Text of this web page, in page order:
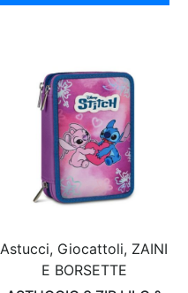
Astucci, Giocattoli, ZAINI
E BORSETTE